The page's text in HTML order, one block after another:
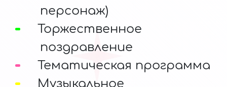
персонаж)
Торжественное
поздравление
Тематическая программа
Музыкальное